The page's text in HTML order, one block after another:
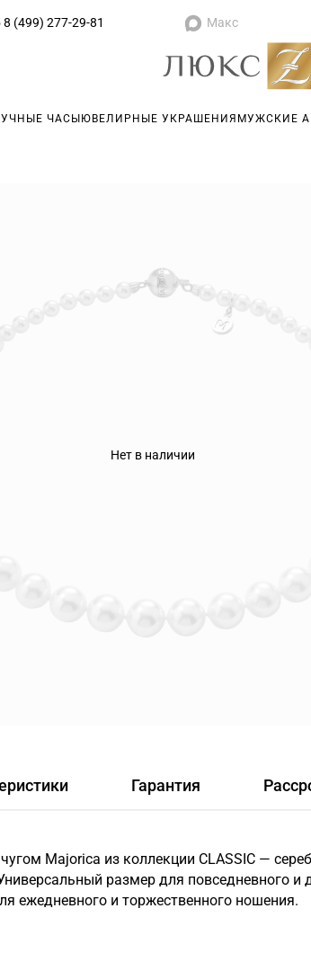
8 (499) 277-29-81 Макс
ЧАСЫ ЮВЕЛИРНЫЕ УКРАШЕНИЯ МУЖСКИЕ
Нет в наличии
Гарантия
Majorica из коллекции CLASSIC —
размер для повседневного и
ежедневного и торжественного ношения.